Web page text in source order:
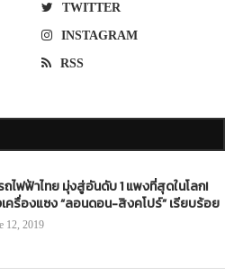
TWITTER
INSTAGRAM
RSS
ถไฟฟ้าไทย มุ่งสู่อันดับ 1 แพงที่สุดในโลก!
เครื่องแซง “ลอนดอน-สิงคโปร์” เรียบร้อย
12, 2019